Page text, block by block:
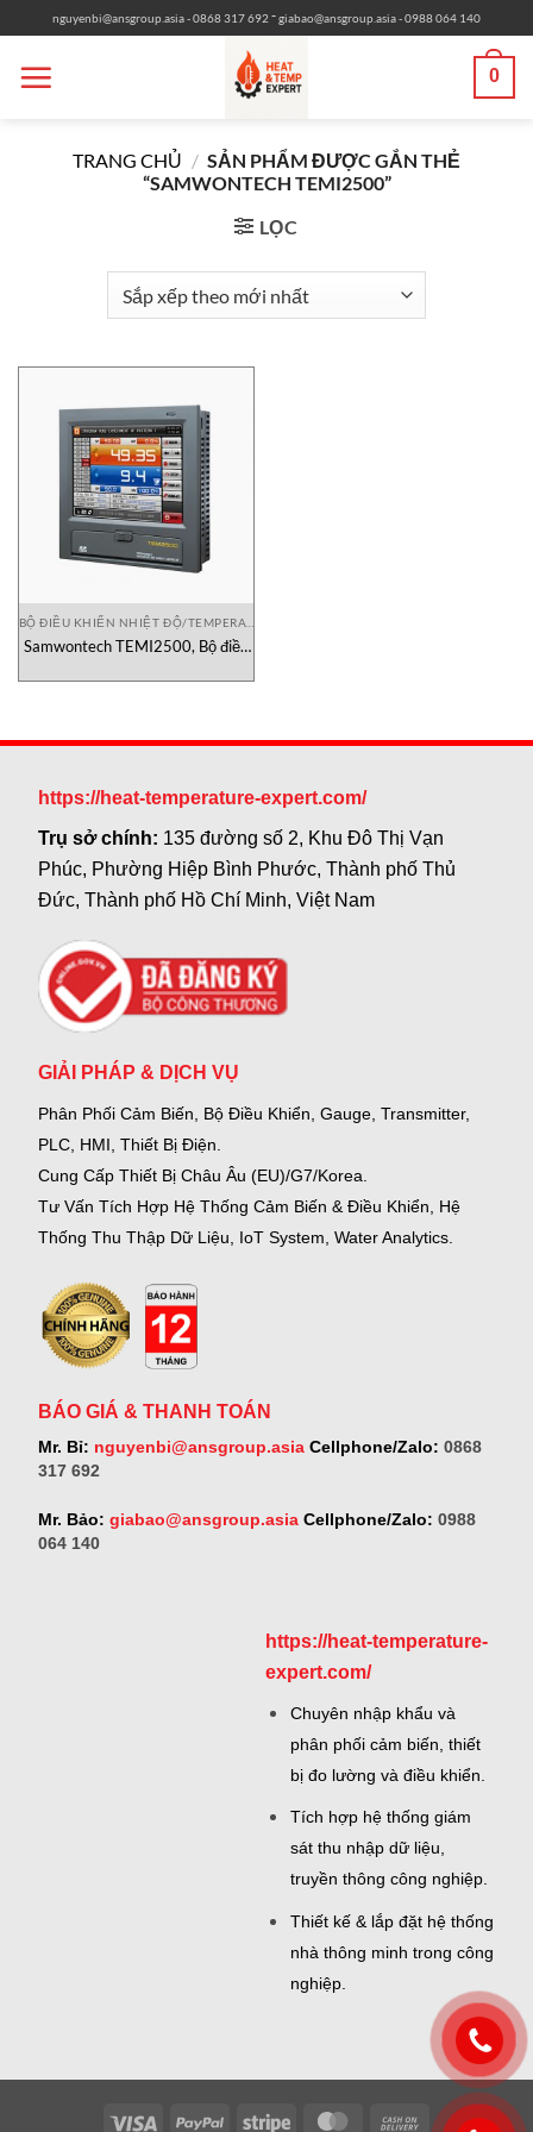
qua
nội
nguyenbi@ansgroup.asia- 0868 317 692 -giabao@ansgroup.asia- 0988 064 140
0
TRANG CHỦ / SẢN PHẨM ĐƯỢC GẮN THẺ
“SAMWONTECH TEMI2500”
LỌC
Samwontech TEMI2500, Bộ điều
Samwontech, Samwontech
https://heat-temperature-expert.com/
Trụ sở chính: 135 đường số 2, Khu Đô Thị Vạn
Phúc, Phường Hiệp Bình Phước, Thành phố Thủ
Đức, Thành phố Hồ Chí Minh, Việt Nam
GIẢI PHÁP & DỊCH VỤ
Phân Phối Cảm Biến, Bộ Điều Khiển, Gauge, Transmitter,
PLC, HMI, Thiết Bị Điện.
Cung Cấp Thiết Bị Châu Âu (EU)/G7/Korea.
Tư Vấn Tích Hợp Hệ Thống Cảm Biến & Điều Khiển, Hệ
Thống Thu Thập Dữ Liệu, IoT System, Water Analytics.
BÁO GIÁ & THANH TOÁN
Mr. Bỉ: nguyenbi@ansgroup.asiaCellphone/Zalo: 0868
317 692
Mr. Bảo: giabao@ansgroup.asiaCellphone/Zalo: 0988
064 140
https://heat-temperature-
expert.com/
Chuyên nhập khẩu và
phân phối cảm biến, thiết
bị đo lường và điều khiển.
Tích hợp hệ thống giám
sát thu nhập dữ liệu,
truyền thông công nghiệp.
Thiết kế & lắp đặt hệ thống
nhà thông minh trong công
nghiệp.
Visa PayPal Stripe MasterCardCash